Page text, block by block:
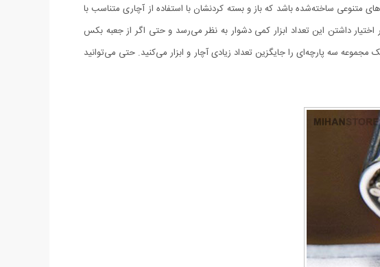
ساخته‌شده باشد که باز و بسته کردنشان با استفاده از آچاری متناسب با
اختیار داشتن این تعداد ابزار کمی دشوار به نظر می‌رسد و حتی اگر از جعبه بکس
سه پارچه‌ای را جایگزین تعداد زیادی آچار و ابزار می‌کنید. حتی می‌توانید